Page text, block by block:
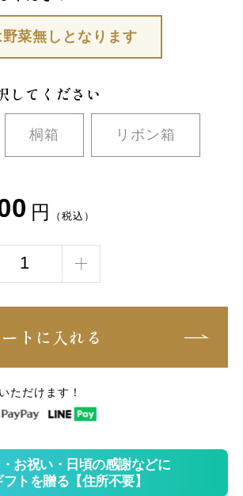
菜無しとなります
してください
桐箱 リボン箱
円 （税込）
トに入れる
ただけます！